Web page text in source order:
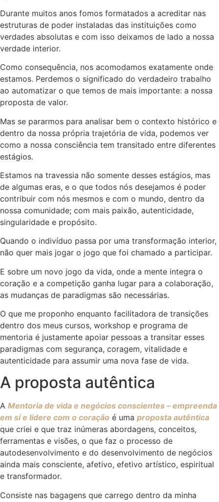
Durante muitos anos fomos formatados a acreditar nas
estruturas de poder instaladas das instituições como
verdades absolutas e com isso deixamos de lado a nossa
verdade interior.
Como consequência, nos acomodamos exatamente onde
estamos. Perdemos o significado do verdadeiro trabalho
ao automatizar o que temos de mais importante: a nossa
proposta de valor.
Mas se pararmos para analisar bem o contexto histórico e
dentro da nossa própria trajetória de vida, podemos ver
como a nossa consciência tem transitado entre diferentes
estágios.
Estamos na travessia não somente desses estágios, mas
de algumas eras, e o que todos nós desejamos é poder
contribuir com nós mesmos e com o mundo, dentro da
nossa comunidade; com mais paixão, autenticidade,
singularidade e propósito.
Quando o indivíduo passa por uma transformação interior,
não quer mais jogar o jogo que foi chamado a participar.
E sobre um novo jogo da vida, onde a mente integra o
coração e a competição ganha lugar para a colaboração,
as mudanças de paradigmas são necessárias.
O que me proponho enquanto facilitadora de transições
dentro dos meus cursos, workshop e programa de
mentoria é justamente apoiar pessoas a transitar esses
paradigmas com segurança, coragem, vitalidade e
autenticidade para assumir uma nova fase de vida.
A proposta autêntica
A Mentoria de vida e negócios conscientes – empreenda
em si e lidere com o coração é uma proposta autêntica
que criei e que traz inúmeras abordagens, conceitos,
ferramentas e visões, o que faz o processo de
autodesenvolvimento e do desenvolvimento de negócios
ainda mais consciente, afetivo, efetivo artístico, espiritual
e transformador.
Consiste nas bagagens que carrego dentro da minha